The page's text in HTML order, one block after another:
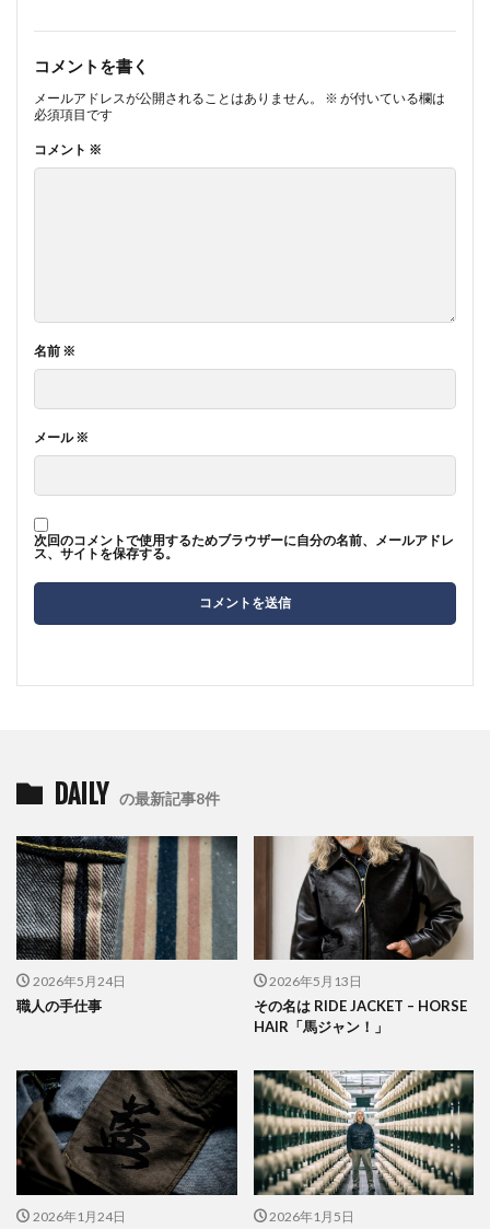
コメントを書く
メールアドレスが公開されることはありません。 ※ が付いている欄は
必須項目です
コメント ※
名前 ※
メール※
次回のコメントで使用するためブラウザーに自分の名前、メールアドレ
ス、サイトを保存する。
DAILY の最新記事8件
2026年5月24日
職人の手仕事
2026年5月13日
その名は RIDE JACKET – HORSE
HAIR「馬ジャン！」
2026年1月24日 2026年1月5日